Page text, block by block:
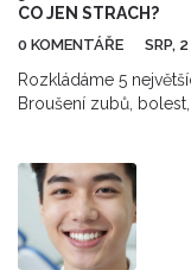
CO JEN STRACH?
0 KOMENTÁŘE SRP,
Rozkládáme 5
Broušení zubů,